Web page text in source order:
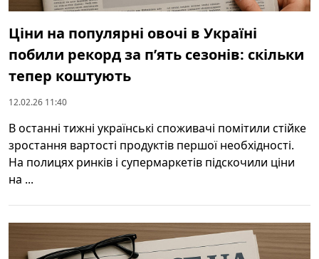
Ціни на популярні овочі в Україні
побили рекорд за п’ять сезонів: скільки
тепер коштують
12.02.26 11:40
В останні тижні українські споживачі помітили стійке
зростання вартості продуктів першої необхідності.
На полицях ринків і супермаркетів підскочили ціни
на ...